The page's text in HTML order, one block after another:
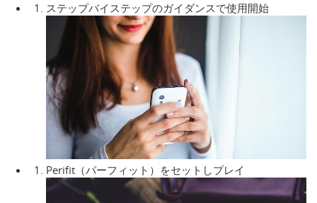
ステップバイステップのガイダンスで使用開始
Perifit（パーフィット）をセットしプレイ